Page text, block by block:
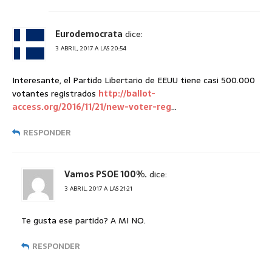
Eurodemocrata dice:
3 ABRIL, 2017 A LAS 20:54
Interesante, el Partido Libertario de EEUU tiene casi 500.000
votantes registrados http://ballot-
access.org/2016/11/21/new-voter-reg…
RESPONDER
Vamos PSOE 100%.dice:
3 ABRIL, 2017 A LAS 21:21
Te gusta ese partido? A MI NO.
RESPONDER